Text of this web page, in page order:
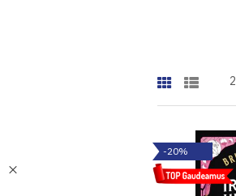
2
-20%